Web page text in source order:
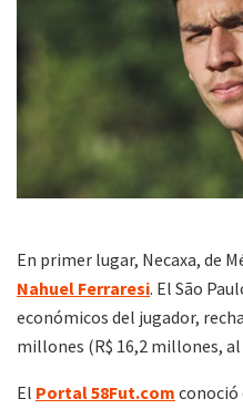
En primer lugar, Necaxa, de
Nahuel Ferraresi. El São
económicos del jugador,
millones (R$ 16,2 millones,
El Portal 58Fut.com conoció